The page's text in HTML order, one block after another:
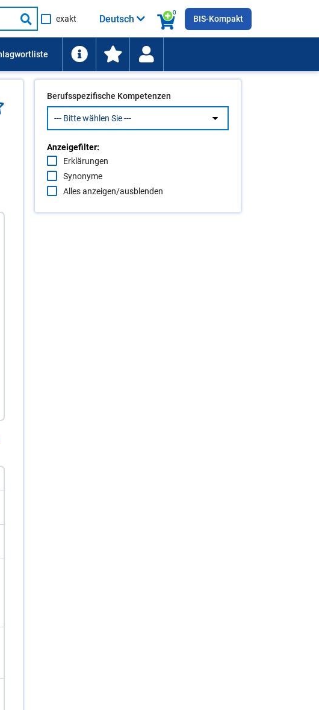
Suche
starten
exakt
0
Deutsch BIS-Kompakt
Berufsspezifische Kompetenzen
Anzeigefilter:
Erklärungen
Synonyme
Alles anzeigen/ausblenden